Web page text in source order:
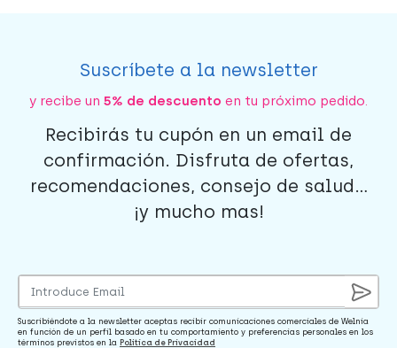
Suscríbete a la newsletter
y recibe un 5% de descuento en tu próximo pedido.
Recibirás tu cupón en un email de
confirmación. Disfruta de ofertas,
recomendaciones, consejo de salud...
¡y mucho mas!
Suscribiéndote a la newsletter aceptas recibir comunicaciones comerciales de Welnia
en función de un perfil basado en tu comportamiento y preferencias personales en los
términos previstos en la Política de Privacidad